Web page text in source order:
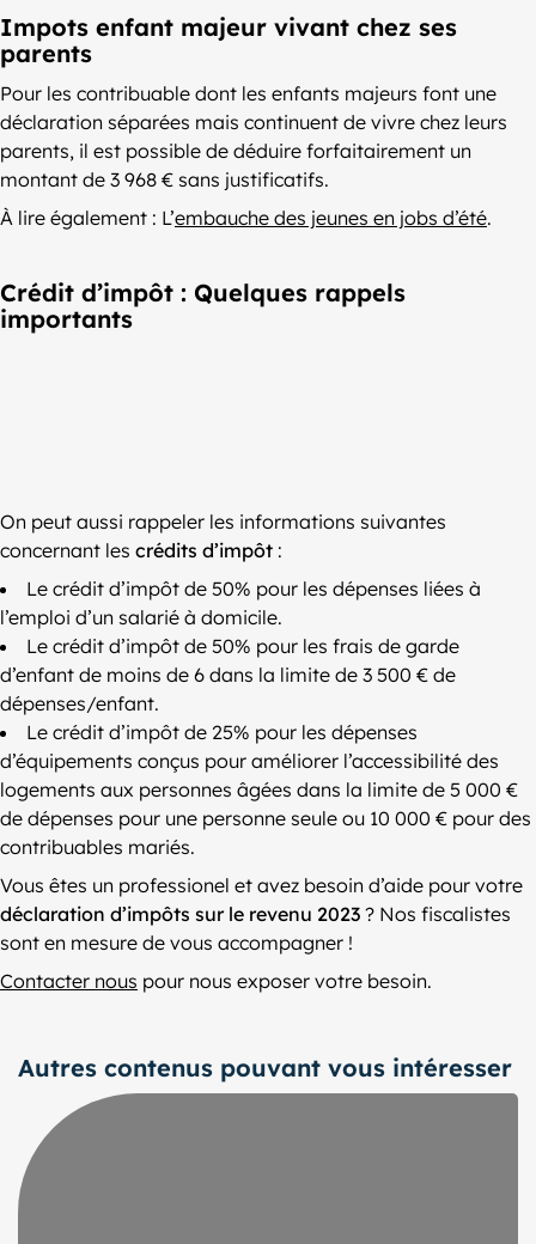
Impots enfant majeur vivant chez ses
parents
Pour les contribuable dont les enfants majeurs font une
déclaration séparées mais continuent de vivre chez leurs
parents, il est possible de déduire forfaitairement un
montant de 3 968 € sans justificatifs.
À lire également : L’embauche des jeunes en jobs d’été.
Crédit d’impôt : Quelques rappels
importants
On peut aussi rappeler les informations suivantes
concernant les crédits d’impôt :
Le crédit d’impôt de 50% pour les dépenses liées à
l’emploi d’un salarié à domicile.
Le crédit d’impôt de 50% pour les frais de garde
d’enfant de moins de 6 dans la limite de 3 500 € de
dépenses/enfant.
Le crédit d’impôt de 25% pour les dépenses
d’équipements conçus pour améliorer l’accessibilité des
logements aux personnes âgées dans la limite de 5 000 €
de dépenses pour une personne seule ou 10 000 € pour des
contribuables mariés.
Vous êtes un professionel et avez besoin d’aide pour votre
déclaration d’impôts sur le revenu 2023 ? Nos fiscalistes
sont en mesure de vous accompagner !
Contacter nous pour nous exposer votre besoin.
Autres contenus pouvant vous intéresser